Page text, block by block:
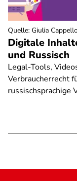
Digitale
und Russisch
Legal-Tools,
Verbraucherrecht
russischsprachige
Quelle: Giulia